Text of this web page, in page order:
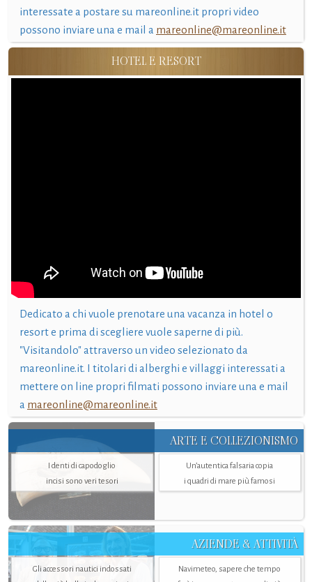
interessate a postare su mareonline.it propri video
possono inviare una e mail a mareonline@mareonline.it
HOTEL E RESORT
Dedicato a chi vuole prenotare una vacanza in hotel o
resort e prima di scegliere vuole saperne di più.
"Visitandolo" attraverso un video selezionato da
mareonline.it. I titolari di alberghi e villaggi interessati a
mettere on line propri filmati possono inviare una e mail
a mareonline@mareonline.it
ARTE E COLLEZIONISMO
I denti di capodoglio
incisi sono veri tesori
Un’autentica falsaria copia
i quadri di mare più famosi
AZIENDE & ATTIVITÀ
Gli accessori nautici indossati
Navimeteo, sapere che tempo